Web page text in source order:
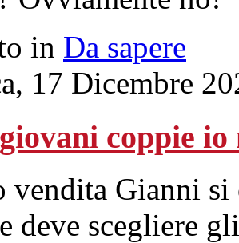
in Da sapere
17 Dicembre
coppie
vendita Gianni
deve scegliere